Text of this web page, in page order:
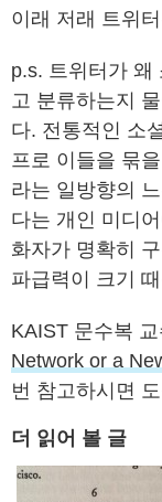
이래 저래 트위
p.s. 트위터가 왜
고 분류하는지
다. 전통적인 소
프로 이들을 묶
라는 일방향의
다는 개인 미디
화자가 명확히
파급력이 크기
KAIST 문수복
Network or a
번 참고하시면
더 읽어 볼 글